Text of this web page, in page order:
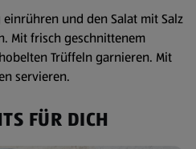
und den Salat mit Salz
Mit frisch geschnittenem
Trüffeln garnieren. Mit
servieren.
FÜR DICH